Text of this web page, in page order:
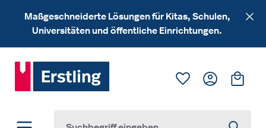
Zum Hauptinhalt springen
Maßgeschneiderte Lösungen für Kitas, Schulen,
Universitäten und öffentliche Einrichtungen.
Du hast 0